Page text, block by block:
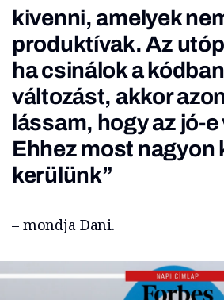
kivenni, amelyek
produktívak. Az
ha csinálok a
változást, akkor
lássam, hogy az jó-e
Ehhez most nagyon
kerülünk”
– mondja Dani.